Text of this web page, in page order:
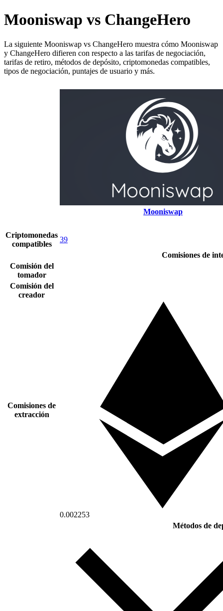
Mooniswap vs ChangeHero
La siguiente Mooniswap vs ChangeHero muestra cómo Mooniswap
y ChangeHero difieren con respecto a las tarifas de negociación,
tarifas de retiro, métodos de depósito, criptomonedas compatibles,
tipos de negociación, puntajes de usuario y más.
Mooniswap
Criptomonedas
compatibles
39
Comisiones de
Comisión del
tomador
Comisión del
creador
Comisiones de
extracción
0.002253
Métodos de